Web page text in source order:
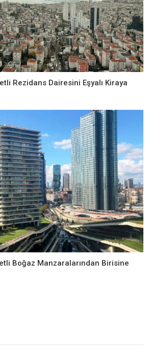
Rezidans Dairesini Eşyalı Kiraya
Boğaz Manzaralarından Birisine